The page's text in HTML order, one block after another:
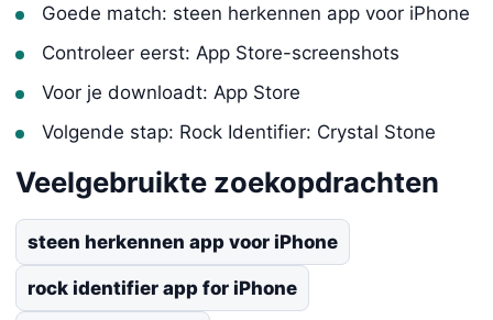
Goede match: steen herkennen app voor iPhone
Controleer eerst: App Store-screenshots
Voor je downloadt: App Store
Volgende stap: Rock Identifier: Crystal Stone
Veelgebruikte zoekopdrachten
steen herkennen app voor iPhone
rock identifier app for iPhone